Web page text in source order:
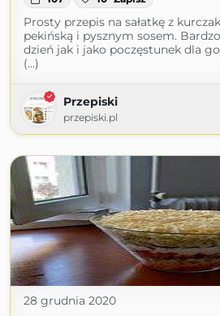
Prosty przepis na sałatkę z
pekińską i pysznym sosem.
dzień jak i jako poczęstunek dla
(...)
Przepiski
przepiski.pl
28 grudnia 2020